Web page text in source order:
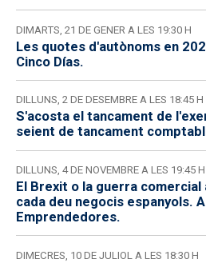
DIMARTS, 21 DE GENER A LES 19:30 H
Les quotes d'autònoms en
Cinco Días.
DILLUNS, 2 DE DESEMBRE A LES 18:45 H
S'acosta el tancament de
seient de tancament
DILLUNS, 4 DE NOVEMBRE A LES 19:45 H
El Brexit o la guerra
cada deu negocis espanyols.
Emprendedores.
DIMECRES, 10 DE JULIOL A LES 18:30 H